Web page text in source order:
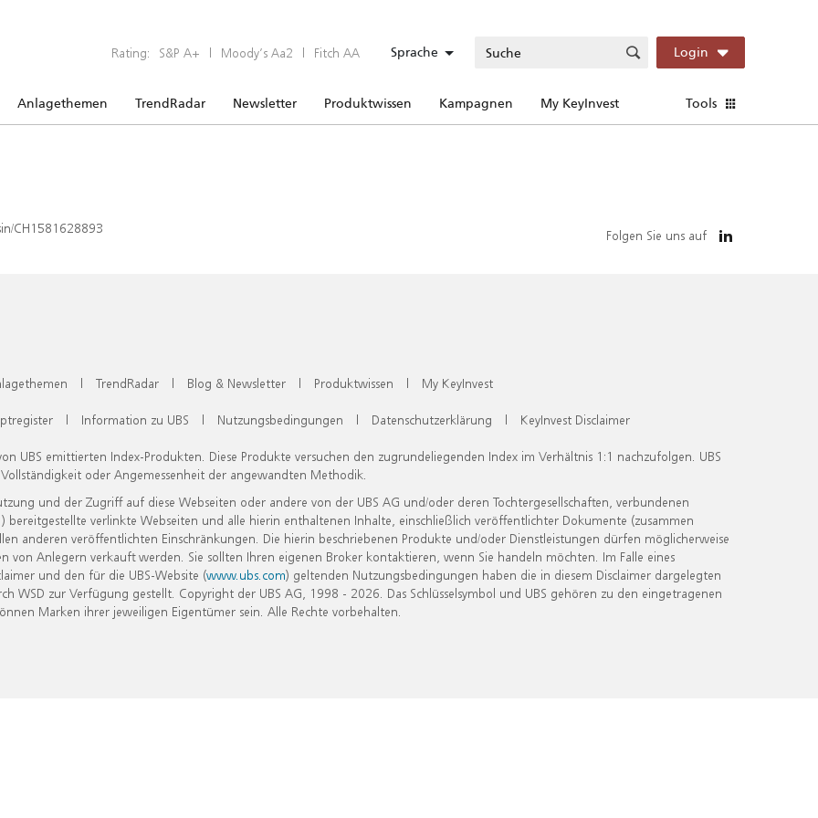
Rating: S&P A+ | Moody’s Aa2 | Fitch AA Sprache Login
Anlagethemen TrendRadar Newsletter Produktwissen Kampagnen My KeyInvest Tools
CH1581628893 Folgen Sie uns auf
| TrendRadar | Blog & Newsletter | Produktwissen | My KeyInvest
| Information zu UBS | Nutzungsbedingungen | Datenschutzerklärung | KeyInvest Disclaimer
UBS emittierten Index-Produkten. Diese Produkte versuchen den zugrundeliegenden Index im Verhältnis 1:1 nachzufolgen. UBS
oder Angemessenheit der angewandten Methodik.
und der Zugriff auf diese Webseiten oder andere von der UBS AG und/oder deren Tochtergesellschaften, verbundenen
verlinkte Webseiten und alle hierin enthaltenen Inhalte, einschließlich veröffentlichter Dokumente (zusammen
anderen veröffentlichten Einschränkungen. Die hierin beschriebenen Produkte und/oder Dienstleistungen dürfen möglicherweise
Anlegern verkauft werden. Sie sollten Ihren eigenen Broker kontaktieren, wenn Sie handeln möchten. Im Falle eines
und den für die UBS-Website (www.ubs.com) geltenden Nutzungsbedingungen haben die in diesem Disclaimer dargelegten
zur Verfügung gestellt. Copyright der UBS AG, 1998 - 2026. Das Schlüsselsymbol und UBS gehören zu den eingetragenen
Marken ihrer jeweiligen Eigentümer sein. Alle Rechte vorbehalten.